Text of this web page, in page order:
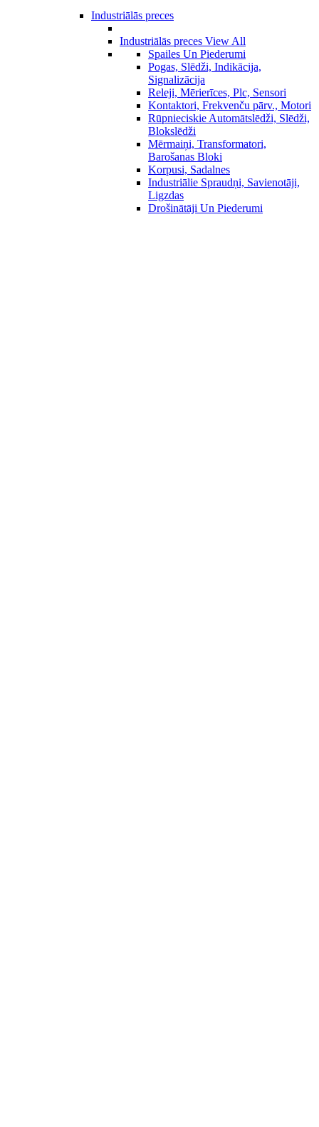
Industriālās preces
Industriālās preces View All
Spailes Un Piederumi
Pogas, Slēdži, Indikācija,
Signalizācija
Releji, Mērierīces, Plc, Sensori
Kontaktori, Frekvenču pārv., Motori
Rūpnieciskie Automātslēdži, Slēdži,
Blokslēdži
Mērmaiņi, Transformatori,
Barošanas Bloki
Korpusi, Sadalnes
Industriālie Spraudņi, Savienotāji,
Ligzdas
Drošinātāji Un Piederumi